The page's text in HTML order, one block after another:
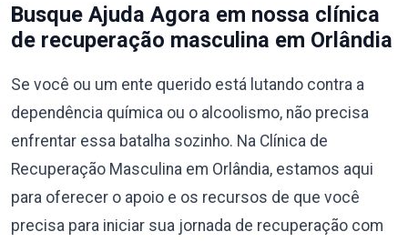
Busque Ajuda Agora em nossa clínica
de recuperação masculina em Orlândia
Se você ou um ente querido está lutando contra a
dependência química ou o alcoolismo, não precisa
enfrentar essa batalha sozinho. Na Clínica de
Recuperação Masculina em Orlândia, estamos aqui
para oferecer o apoio e os recursos de que você
precisa para iniciar sua jornada de recuperação com